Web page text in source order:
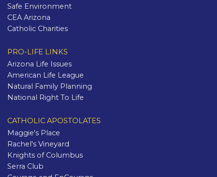
Safe Environment
CEA Arizona
Catholic Charities
PRO-LIFE LINKS
Arizona Life Issues
American Life League
Natural Family Planning
National Right To Life
CATHOLIC APOSTOLATES
Maggie's Place
Rachel's Vineyard
Knights of Columbus
Serra Club